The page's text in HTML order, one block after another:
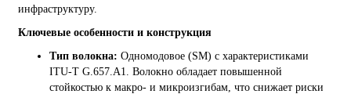
инфраструктуру.
Ключевые особенности и конструкция
Тип волокна: Одномодовое (SM) с характеристиками
ITU-T G.657.A1. Волокно обладает повышенной
стойкостью к макро- и микроизгибам, что снижает риски